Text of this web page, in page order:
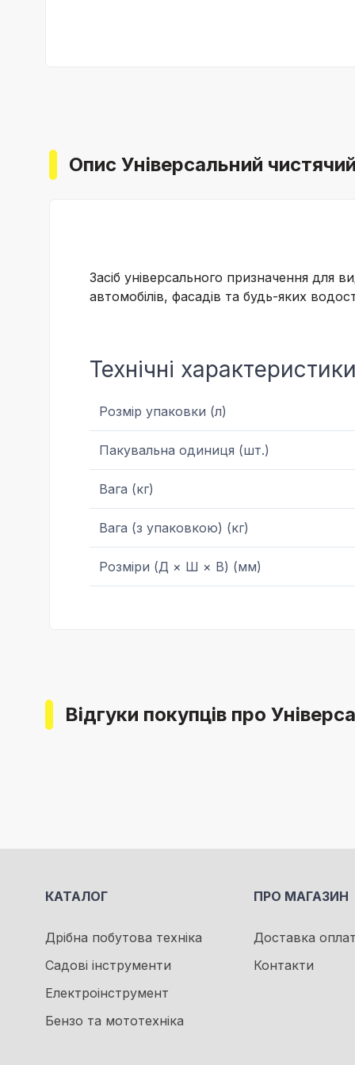
Опис Універсальний
Засіб універсального призначення для
автомобілів, фасадів та будь-яких
Технічні
Розмір упаковки (л)
Пакувальна одиниця (шт.)
Вага (кг)
Вага (з упаковкою) (кг)
Розміри (Д × Ш × В) (мм)
Відгуки покупців про
КАТАЛОГ
Дрібна побутова техніка
Садові інструменти
Електроінструмент
Бензо та мототехніка
ПРО МАГАЗИН
Доставка
Контакти